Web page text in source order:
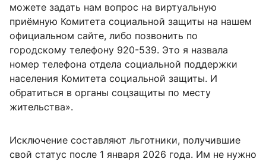
можете задать нам вопрос на виртуальную
приёмную Комитета социальной защиты на нашем
официальном сайте, либо позвонить по
городскому телефону 920-539. Это я назвала
номер телефона отдела социальной поддержки
населения Комитета социальной защиты. И
обратиться в органы соцзащиты по месту
жительства».
Исключение составляют льготники, получившие
свой статус после 1 января 2026 года. Им не нужно